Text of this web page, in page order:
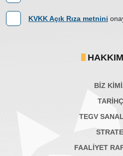
KVKK Açık Rıza metnini
BİZ
TEGV
FAALİYET